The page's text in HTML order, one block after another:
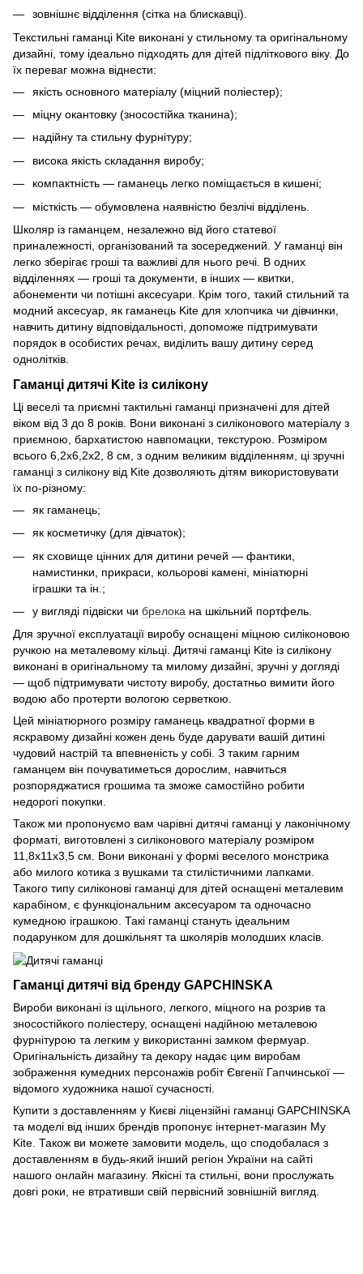
зовнішнє відділення (сітка на блискавці).
Текстильні гаманці Kite виконані у стильному та оригінальному
дизайні, тому ідеально підходять для дітей підліткового віку. До
їх переваг можна віднести:
якість основного матеріалу (міцний поліестер);
міцну окантовку (зносостійка тканина);
надійну та стильну фурнітуру;
висока якість складання виробу;
компактність — гаманець легко поміщається в кишені;
місткість — обумовлена наявністю безлічі відділень.
Школяр із гаманцем, незалежно від його статевої
приналежності, організований та зосереджений. У гаманці він
легко зберігає гроші та важливі для нього речі. В одних
відділеннях — гроші та документи, в інших — квитки,
абонементи чи потішні аксесуари. Крім того, такий стильний та
модний аксесуар, як гаманець Kite для хлопчика чи дівчинки,
навчить дитину відповідальності, допоможе підтримувати
порядок в особистих речах, виділить вашу дитину серед
однолітків.
Гаманці дитячі Kite із силікону
Ці веселі та приємні тактильні гаманці призначені для дітей
віком від 3 до 8 років. Вони виконані з силіконового матеріалу з
приємною, бархатистою навпомацки, текстурою. Розміром
всього 6,2x6,2x2, 8 см, з одним великим відділенням, ці зручні
гаманці з силікону від Kite дозволяють дітям використовувати
їх по-різному:
як гаманець;
як косметичку (для дівчаток);
як сховище цінних для дитини речей — фантики,
намистинки, прикраси, кольорові камені, мініатюрні
іграшки та ін.;
у вигляді підвіски чи брелока на шкільний портфель.
Для зручної експлуатації виробу оснащені міцною силіконовою
ручкою на металевому кільці. Дитячі гаманці Kite із силікону
виконані в оригінальному та милому дизайні, зручні у догляді
— щоб підтримувати чистоту виробу, достатньо вимити його
водою або протерти вологою серветкою.
Цей мініатюрного розміру гаманець квадратної форми в
яскравому дизайні кожен день буде дарувати вашій дитині
чудовий настрій та впевненість у собі. З таким гарним
гаманцем він почуватиметься дорослим, навчиться
розпоряджатися грошима та зможе самостійно робити
недорогі покупки.
Також ми пропонуємо вам чарівні дитячі гаманці у лаконічному
форматі, виготовлені з силіконового матеріалу розміром
11,8x11x3,5 см. Вони виконані у формі веселого монстрика
або милого котика з вушками та стилістичними лапками.
Такого типу силіконові гаманці для дітей оснащені металевим
карабіном, є функціональним аксесуаром та одночасно
кумедною іграшкою. Такі гаманці стануть ідеальним
подарунком для дошкільнят та школярів молодших класів.
Гаманці дитячі від бренду GAPCHINSKA
Вироби виконані із щільного, легкого, міцного на розрив та
зносостійкого поліестеру, оснащені надійною металевою
фурнітурою та легким у використанні замком фермуар.
Оригінальність дизайну та декору надає цим виробам
зображення кумедних персонажів робіт Євгенії Гапчинської —
відомого художника нашої сучасності.
Купити з доставленням у Києві ліцензійні гаманці GAPCHINSKA
та моделі від інших брендів пропонує інтернет-магазин My
Kite. Також ви можете замовити модель, що сподобалася з
доставленням в будь-який інший регіон України на сайті
нашого онлайн магазину. Якісні та стильні, вони прослужать
довгі роки, не втративши свій первісний зовнішній вигляд.